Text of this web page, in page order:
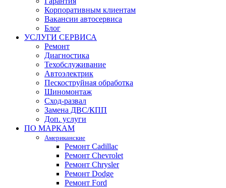
Корпоративным клиентам
Вакансии автосервиса
Блог
УСЛУГИ СЕРВИСА
Ремонт
Диагностика
Техобслуживание
Автоэлектрик
Пескоструйная обработка
Шиномонтаж
Сход-развал
Замена ДВС/КПП
Доп. услуги
ПО МАРКАМ
Американские
Ремонт Cadillac
Ремонт Chevrolet
Ремонт Chrysler
Ремонт Dodge
Ремонт Ford